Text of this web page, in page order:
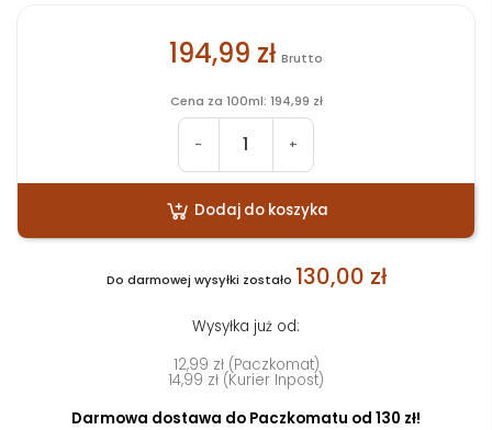
194,99 zł Brutto
Cena za 100ml: 194,99 zł
- +
Dodaj do koszyka
Do darmowej wysyłki zostało 130,00 zł
Wysyłka już od:
12,99 zł (Paczkomat)
14,99 zł (Kurier Inpost)
Darmowa dostawa do Paczkomatu od 130 zł!